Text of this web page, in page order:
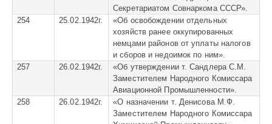
Секретариатом Совнаркома СССР».
254
25.02.1942г. «Об освобождении отдельных
хозяйств ранее оккупированных
немцами районов от уплаты налогов
и сборов и недоимок по ним».
257
26.02.1942г. «Об утверждении т. Сандлера С.М.
Заместителем Народного Комиссара
Авиационной Промышленности».
258
26.02.1942г. «О назначении т. Денисова М.Ф.
Заместителем Народного Комиссара